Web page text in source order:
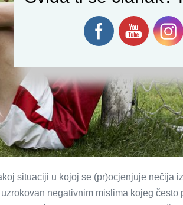
situaciji u kojoj se (pr)ocjenjuje nečija
negativnim mislima kojeg često